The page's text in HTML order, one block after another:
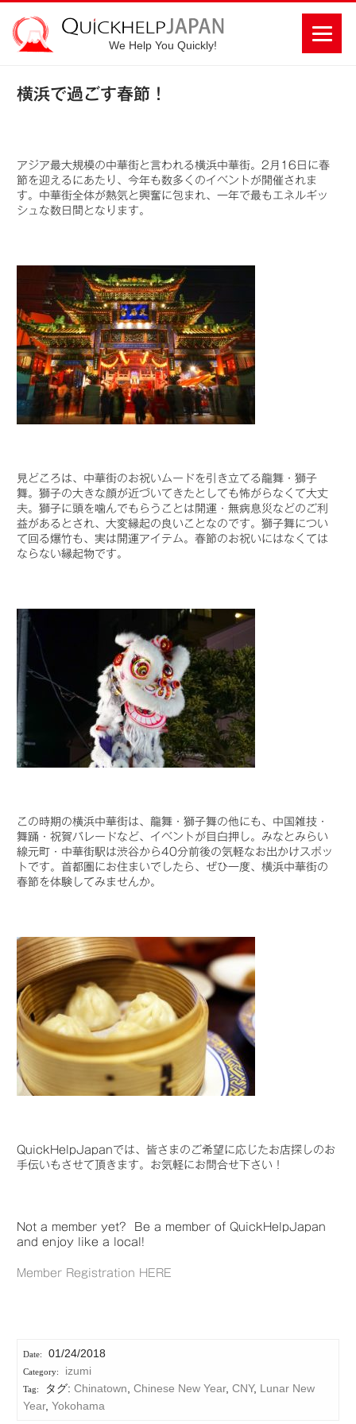
We Help You Quickly!
横浜で過ごす春節！
アジア最大規模の中華街と言われる横浜中華街。2月16日に春
節を迎えるにあたり、今年も数多くのイベントが開催されま
す。中華街全体が熱気と興奮に包まれ、一年で最もエネルギッ
シュな数日間となります。
見どころは、中華街のお祝いムードを引き立てる龍舞・獅子
舞。獅子の大きな顔が近づいてきたとしても怖がらなくて大丈
夫。獅子に頭を噛んでもらうことは開運・無病息災などのご利
益があるとされ、大変縁起の良いことなのです。獅子舞につい
て回る爆竹も、実は開運アイテム。春節のお祝いにはなくては
ならない縁起物です。
この時期の横浜中華街は、龍舞・獅子舞の他にも、中国雑技・
舞踊・祝賀パレードなど、イベントが目白押し。みなとみらい
線元町・中華街駅は渋谷から40分前後の気軽なお出かけスポッ
トです。首都圏にお住まいでしたら、ぜひ一度、横浜中華街の
春節を体験してみませんか。
QuickHelpJapanでは、皆さまのご希望に応じたお店探しのお
手伝いもさせて頂きます。お気軽にお問合せ下さい！
Not a member yet? Be a member of QuickHelpJapan
and enjoy like a local!
Member Registration HERE
01/24/2018
izumi
タグ: Chinatown Chinese New Year, CNY, Lunar New
Year,Yokohama